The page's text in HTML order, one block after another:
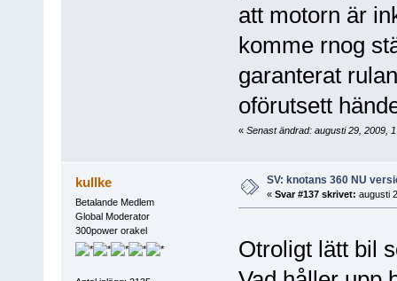
att motorn är
komme rnog
garanterat
oförutsett
« Senast ändrad: augusti 29, 2009,
kullke
Betalande Medlem
Global Moderator
300power orakel
SV: knotans 360 NU
« Svar #137 skrivet: augusti
Otroligt lätt bil